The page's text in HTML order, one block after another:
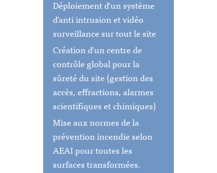
Déploiement d’un système
d’anti intrusion et vidéo
surveillance sur tout le site
Création d’un centre de
contrôle global pour la
sûreté du site (gestion des
accès, effractions, alarmes
scientifiques et chimiques)
Mise aux normes de la
prévention incendie selon
AEAI pour toutes les
surfaces transformées.